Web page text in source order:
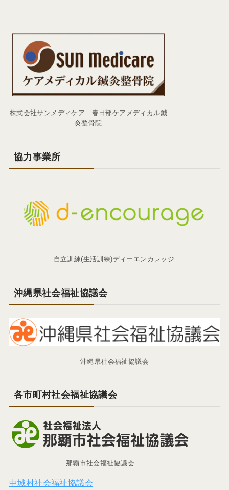
株式会社サンメディケア｜春日部ケアメディカル鍼
灸整骨院
協力事業所
自立訓練(生活訓練)ディーエンカレッジ
沖縄県社会福祉協議会
沖縄県社会福祉協議会
各市町村社会福祉協議会
那覇市社会福祉協議会
中城村社会福祉協議会